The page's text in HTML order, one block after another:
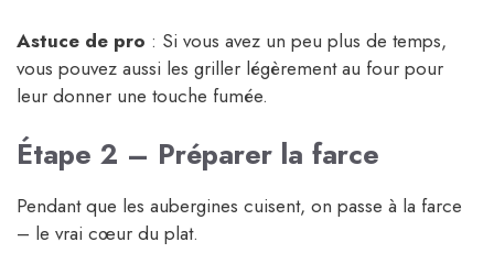
Astuce de pro : Si vous avez un peu plus de temps,
vous pouvez aussi les griller légèrement au four pour
leur donner une touche fumée.
Étape 2 – Préparer la farce
Pendant que les aubergines cuisent, on passe à la farce
– le vrai cœur du plat.